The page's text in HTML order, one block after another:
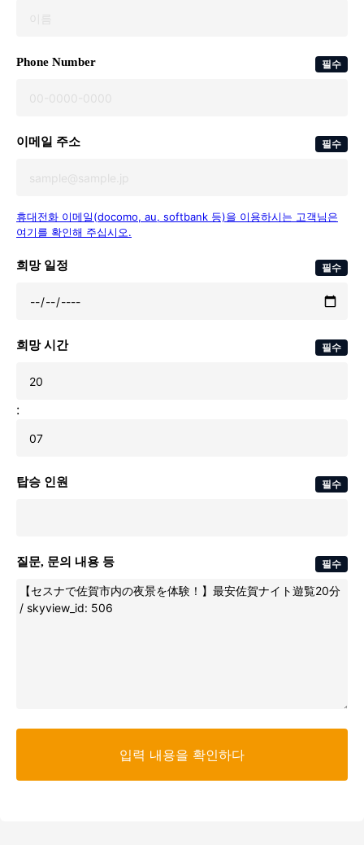
Phone Number 필수
이메일 주소 필수
휴대전화 이메일(docomo, au, softbank 등)을 이용하시는 고객님은
여기를 확인해 주십시오.
희망 일정 필수
희망 시간 필수
:
탑승 인원 필수
질문, 문의 내용 등 필수